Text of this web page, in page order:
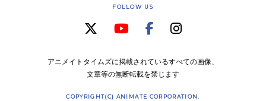
FOLLOW US
アニメイトタイムズに掲載されているすべての画像、
文章等の無断転載を禁じます
COPYRIGHT(C) ANIMATE CORPORATION.